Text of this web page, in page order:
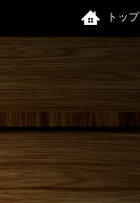
トップ